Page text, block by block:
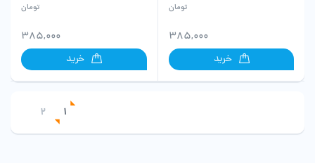
385,000
تومان
خرید
385,000
تومان
خرید
1
2